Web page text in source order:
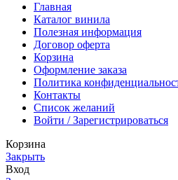
Главная
Каталог винила
Полезная информация
Договор оферта
Корзина
Оформление заказа
Политика
Контакты
Список желаний
Войти / Зарегистрироваться
Корзина
Закрыть
Вход